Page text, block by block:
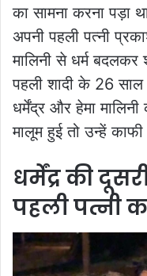
का सामना करना पड़ा
अपनी पहली पत्नी
मालिनी से धर्म
पहली शादी के 26
धर्मेंद्र और हेमा
मालूम हुई तो उन्हें
धर्मेंद्र की
पहली पत्नी